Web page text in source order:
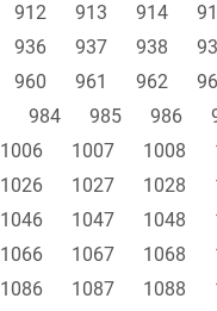
912 913 914
936 937 938
960 961 962
984 985 986
1006 1007 1008
1026 1027 1028
1046 1047 1048
1066 1067 1068
1086 1087 1088